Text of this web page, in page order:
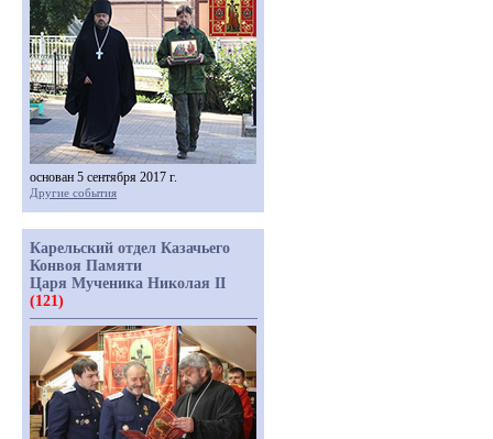
основан 5 сентября 2017 г.
Другие события
Карельский отдел Казачьего
Конвоя Памяти
Царя Мученика Николая II
(121)